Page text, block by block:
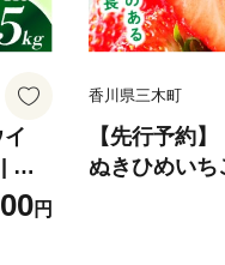
イ
キ
デ
ン
円
香川県三木町
【先行予約
ぬきひめい
| スイーツ
ぬきひめ 苺